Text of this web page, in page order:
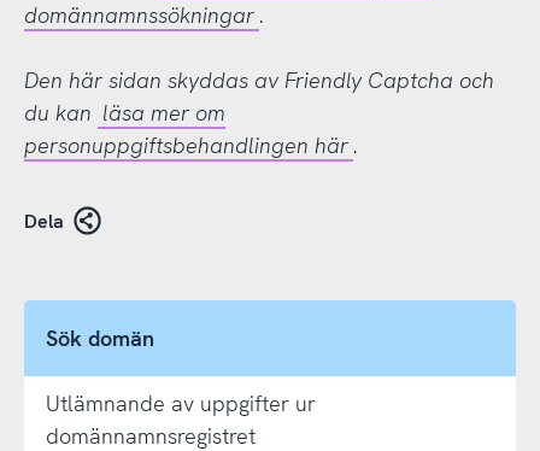
domännamnssökningar .
Den här sidan skyddas av Friendly Captcha och
du kan läsa mer om
personuppgiftsbehandlingen här .
Dela
Sök domän
Utlämnande av uppgifter ur
domännamnsregistret